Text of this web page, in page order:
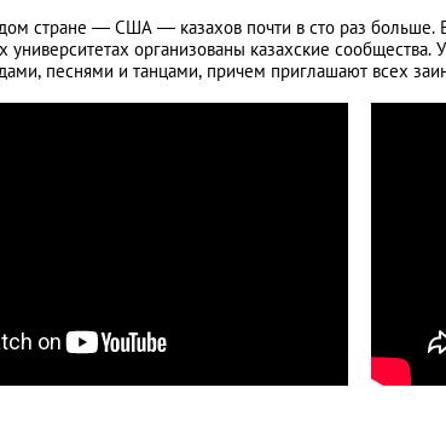
стране — США — казахов почти в сто раз больше.
организованы казахские сообщества.
песнями и танцами, причем приглашают всех